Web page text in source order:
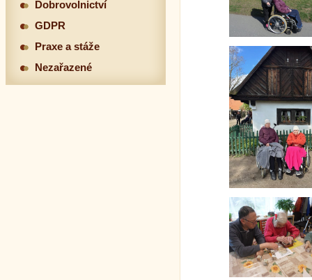
Dobrovolnictví
GDPR
Praxe a stáže
Nezařazené